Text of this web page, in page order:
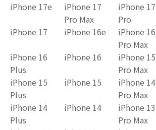
iPhone 17e
iPhone 17
Pro Max
iPhone 17
Pro
iPhone 17 iPhone 16e
iPhone 16
Pro Max
iPhone 16
Plus
iPhone 16
iPhone 15
Pro Max
iPhone 15
Plus
iPhone 15
iPhone 14
Pro Max
iPhone 14
Plus
iPhone 14
iPhone 13
Pro Max